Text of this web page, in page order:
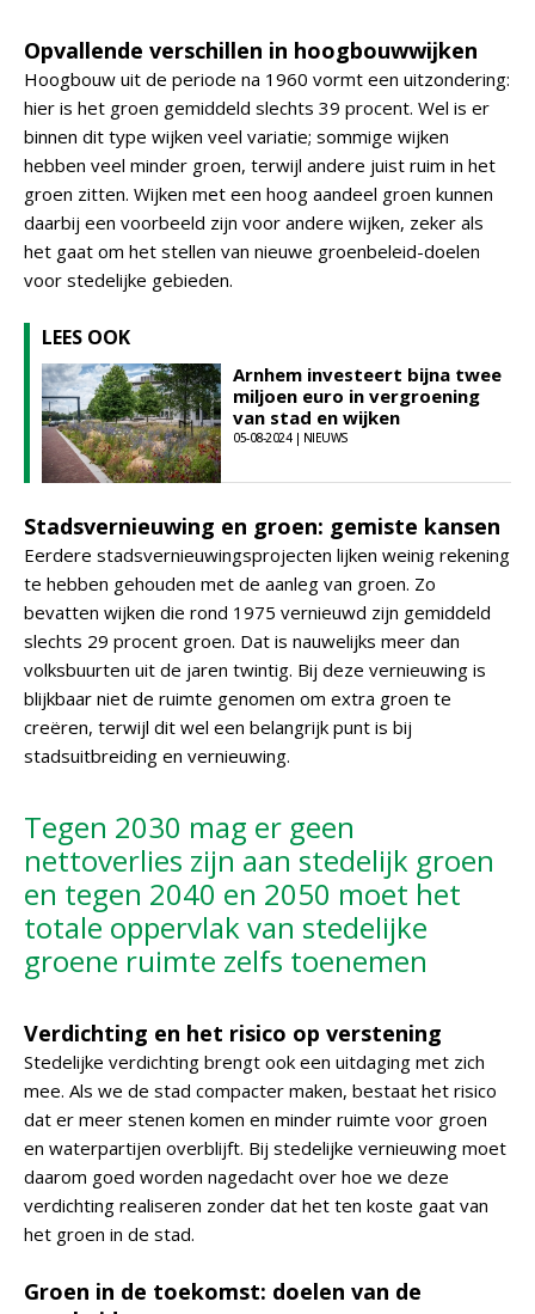
Opvallende verschillen in hoogbouwwijken
Hoogbouw uit de periode na 1960 vormt een uitzondering:
hier is het groen gemiddeld slechts 39 procent. Wel is er
binnen dit type wijken veel variatie; sommige wijken
hebben veel minder groen, terwijl andere juist ruim in het
groen zitten. Wijken met een hoog aandeel groen kunnen
daarbij een voorbeeld zijn voor andere wijken, zeker als
het gaat om het stellen van nieuwe groenbeleid-doelen
voor stedelijke gebieden.
LEES OOK
Arnhem investeert bijna twee
miljoen euro in vergroening
van stad en wijken
05-08-2024 | NIEUWS
Stadsvernieuwing en groen: gemiste kansen
Eerdere stadsvernieuwingsprojecten lijken weinig rekening
te hebben gehouden met de aanleg van groen. Zo
bevatten wijken die rond 1975 vernieuwd zijn gemiddeld
slechts 29 procent groen. Dat is nauwelijks meer dan
volksbuurten uit de jaren twintig. Bij deze vernieuwing is
blijkbaar niet de ruimte genomen om extra groen te
creëren, terwijl dit wel een belangrijk punt is bij
stadsuitbreiding en vernieuwing.
Tegen 2030 mag er geen
nettoverlies zijn aan stedelijk groen
en tegen 2040 en 2050 moet het
totale oppervlak van stedelijke
groene ruimte zelfs toenemen
Verdichting en het risico op verstening
Stedelijke verdichting brengt ook een uitdaging met zich
mee. Als we de stad compacter maken, bestaat het risico
dat er meer stenen komen en minder ruimte voor groen
en waterpartijen overblijft. Bij stedelijke vernieuwing moet
daarom goed worden nagedacht over hoe we deze
verdichting realiseren zonder dat het ten koste gaat van
het groen in de stad.
Groen in de toekomst: doelen van de